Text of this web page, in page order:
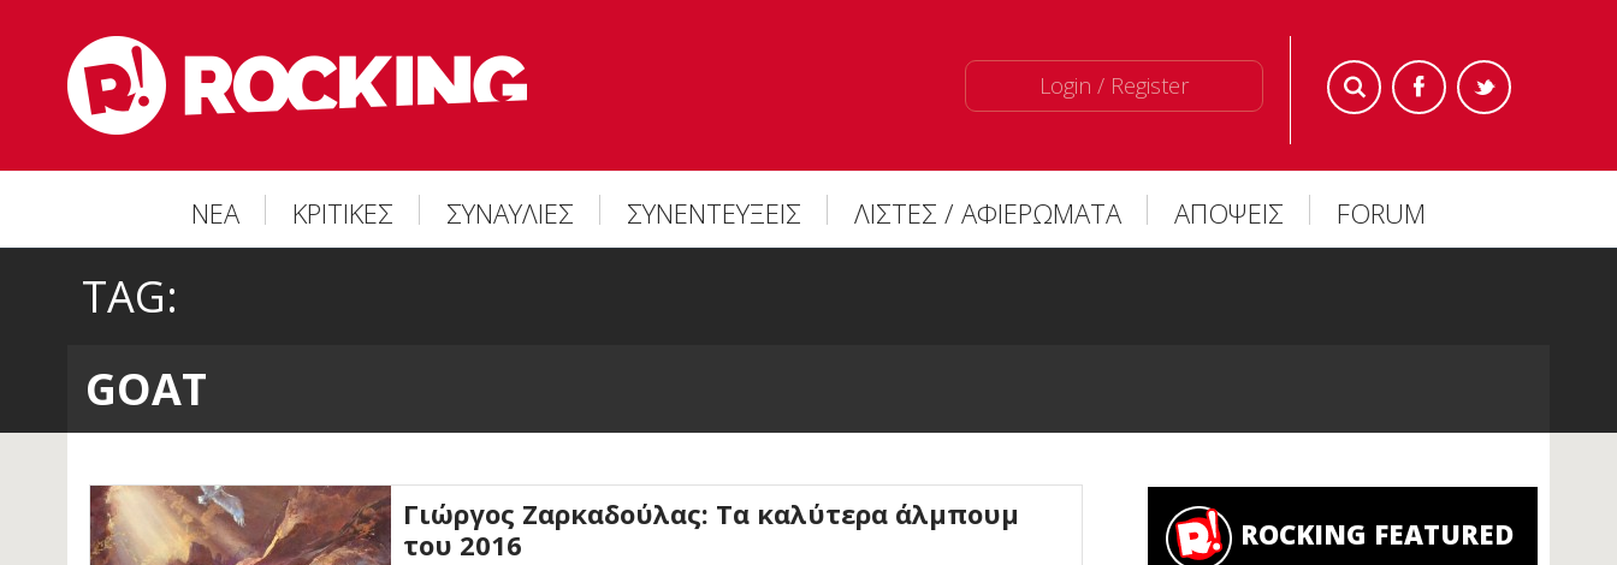
Login / Register
ΝΕΑ ΚΡΙΤΙΚΕΣ ΣΥΝΑΥΛΙΕΣ ΣΥΝΕΝΤΕΥΞΕΙΣ ΛΙΣΤΕΣ / ΑΦΙΕΡΩΜΑΤΑ ΑΠΟΨΕΙΣ FORUM
TAG:
GOAT
Γιώργος Ζαρκαδούλας: Τα καλύτερα άλμπουμ
του 2016
ROCKING FEATURED